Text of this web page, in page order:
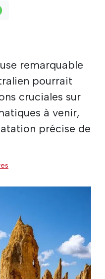
remarquable
pourrait
cruciales sur
à venir,
précise de